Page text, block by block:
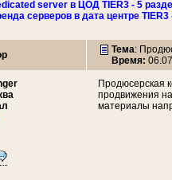
server в ЦОД TIER3 - 5
серверов в дата центре
Тема:
Время:
Продюсерская
продвижения
материалы